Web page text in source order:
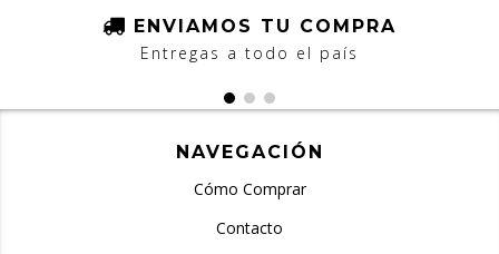
ENVIAMOS TU COMPRA
Entregas a todo el país
NAVEGACIÓN
Cómo Comprar
Contacto